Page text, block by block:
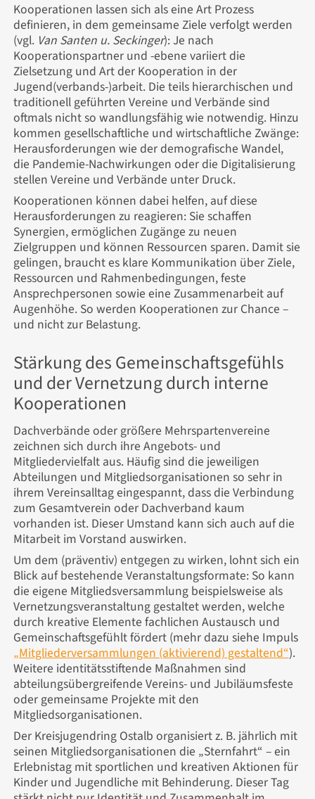
Kooperationen lassen sich als eine Art Prozess
definieren, in dem gemeinsame Ziele verfolgt werden
(vgl. Van Santen u. Seckinger): Je nach
Kooperationspartner und -ebene variiert die
Zielsetzung und Art der Kooperation in der
Jugend(verbands-)arbeit. Die teils hierarchischen und
traditionell geführten Vereine und Verbände sind
oftmals nicht so wandlungsfähig wie notwendig. Hinzu
kommen gesellschaftliche und wirtschaftliche Zwänge:
Herausforderungen wie der demografische Wandel,
die Pandemie-Nachwirkungen oder die Digitalisierung
stellen Vereine und Verbände unter Druck.
Kooperationen können dabei helfen, auf diese
Herausforderungen zu reagieren: Sie schaffen
Synergien, ermöglichen Zugänge zu neuen
Zielgruppen und können Ressourcen sparen. Damit sie
gelingen, braucht es klare Kommunikation über Ziele,
Ressourcen und Rahmenbedingungen, feste
Ansprechpersonen sowie eine Zusammenarbeit auf
Augenhöhe. So werden Kooperationen zur Chance –
und nicht zur Belastung.
Stärkung des Gemeinschaftsgefühls
und der Vernetzung durch interne
Kooperationen
Dachverbände oder größere Mehrspartenvereine
zeichnen sich durch ihre Angebots- und
Mitgliedervielfalt aus. Häufig sind die jeweiligen
Abteilungen und Mitgliedsorganisationen so sehr in
ihrem Vereinsalltag eingespannt, dass die Verbindung
zum Gesamtverein oder Dachverband kaum
vorhanden ist. Dieser Umstand kann sich auch auf die
Mitarbeit im Vorstand auswirken.
Um dem (präventiv) entgegen zu wirken, lohnt sich ein
Blick auf bestehende Veranstaltungsformate: So kann
die eigene Mitgliedsversammlung beispielsweise als
Vernetzungsveranstaltung gestaltet werden, welche
durch kreative Elemente fachlichen Austausch und
Gemeinschaftsgefühlt fördert (mehr dazu siehe Impuls
„Mitgliederversammlungen (aktivierend) gestaltend“).
Weitere identitätsstiftende Maßnahmen sind
abteilungsübergreifende Vereins- und Jubiläumsfeste
oder gemeinsame Projekte mit den
Mitgliedsorganisationen.
Der Kreisjugendring Ostalb organisiert z. B. jährlich mit
seinen Mitgliedsorganisationen die „Sternfahrt“ – ein
Erlebnistag mit sportlichen und kreativen Aktionen für
Kinder und Jugendliche mit Behinderung. Dieser Tag